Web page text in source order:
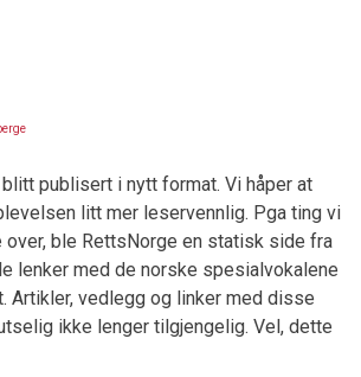
publisert i nytt format. Vi håper at
litt mer leservennlig. Pga ting vi
ble RettsNorge en statisk side fra
lenker med de norske spesialvokalene
Artikler, vedlegg og linker med disse
ikke lenger tilgjengelig. Vel, dette